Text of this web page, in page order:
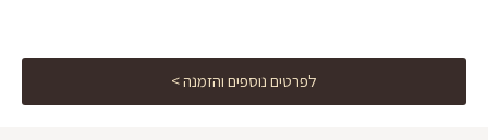
לפרטים נוספים והזמנה >